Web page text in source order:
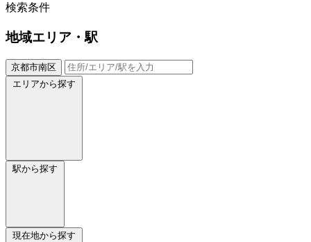
検索条件
地域エリア・駅
京都市南区
エリアから探す
駅から探す
現在地から探す